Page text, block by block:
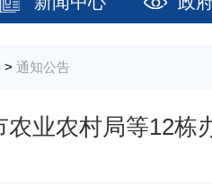
> 通知公告
农业农村局等12栋